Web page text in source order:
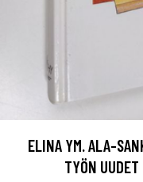
ELINA YM. ALA-
TYÖN